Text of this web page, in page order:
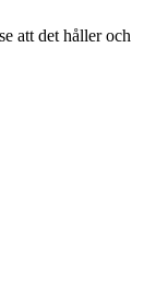
att det håller och